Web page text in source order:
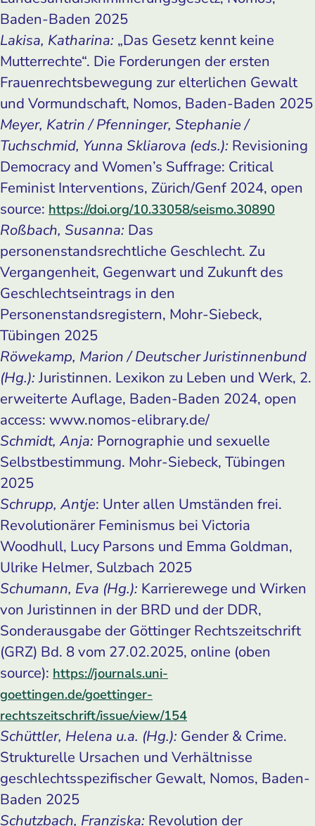
Baden-Baden 2025
Lakisa, Katharina: „Das Gesetz kennt keine
Mutterrechte“. Die Forderungen der ersten
Frauenrechtsbewegung zur elterlichen Gewalt
und Vormundschaft, Nomos, Baden-Baden 2025
Meyer, Katrin / Pfenninger, Stephanie /
Tuchschmid, Yunna Skliarova (eds.): Revisioning
Democracy and Women’s Suffrage: Critical
Feminist Interventions, Zürich/Genf 2024, open
source: https://doi.org/10.33058/seismo.30890
Roßbach, Susanna: Das
personenstandsrechtliche Geschlecht. Zu
Vergangenheit, Gegenwart und Zukunft des
Geschlechtseintrags in den
Personenstandsregistern, Mohr-Siebeck,
Tübingen 2025
Röwekamp, Marion / Deutscher Juristinnenbund
(Hg.):Juristinnen. Lexikon zu Leben und Werk, 2.
erweiterte Auflage, Baden-Baden 2024, open
access: www.nomos-elibrary.de/
Schmidt, Anja: Pornographie und sexuelle
Selbstbestimmung. Mohr-Siebeck, Tübingen
2025
Schrupp, Antje: Unter allen Umständen frei.
Revolutionärer Feminismus bei Victoria
Woodhull, Lucy Parsons und Emma Goldman,
Ulrike Helmer, Sulzbach 2025
Schumann, Eva (Hg.): Karrierewege und Wirken
von Juristinnen in der BRD und der DDR,
Sonderausgabe der Göttinger Rechtszeitschrift
(GRZ) Bd. 8 vom 27.02.2025, online (oben
source): https://journals.uni-
goettingen.de/goettinger-
rechtszeitschrift/issue/view/154
Schüttler, Helena u.a. (Hg.): Gender & Crime.
Strukturelle Ursachen und Verhältnisse
geschlechtsspezifischer Gewalt, Nomos, Baden-
Baden 2025
Schutzbach, Franziska: Revolution der